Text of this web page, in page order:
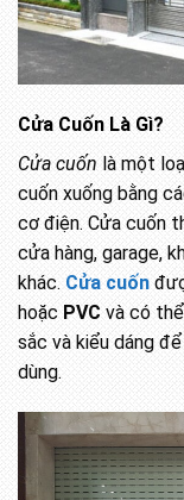
Cửa Cuốn Là Gì?
Cửa cuốn là một
cuốn xuống bằng
cơ điện. Cửa cuốn
cửa hàng, garage,
khác. Cửa cuốn
hoặc PVC và có
sắc và kiểu dáng
dùng.